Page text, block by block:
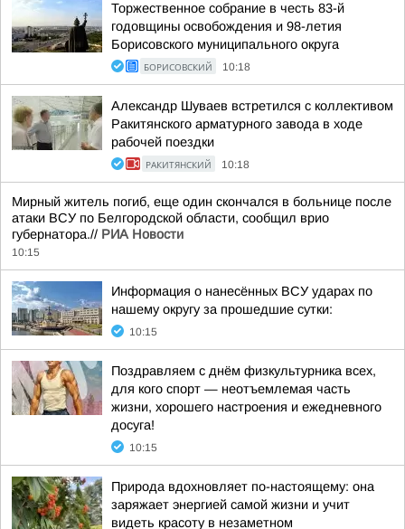
Торжественное собрание в честь 83-й
годовщины освобождения и 98-летия
Борисовского муниципального округа
БОРИСОВСКИЙ 10:18
Александр Шуваев встретился с коллективом
Ракитянского арматурного завода в ходе
рабочей поездки
РАКИТЯНСКИЙ 10:18
Мирный житель погиб, еще один скончался в больнице после
атаки ВСУ по Белгородской области, сообщил врио
губернатора.// РИА Новости
10:15
Информация о нанесённых ВСУ ударах по
нашему округу за прошедшие сутки:
10:15
Поздравляем с днём физкультурника всех,
для кого спорт — неотъемлемая часть
жизни, хорошего настроения и ежедневного
досуга!
10:15
Природа вдохновляет по-настоящему: она
заряжает энергией самой жизни и учит
видеть красоту в незаметном